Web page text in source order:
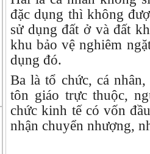
đặc dụng thì không
sử dụng đất ở và đất
khu bảo vệ nghiêm
dụng đó.
Ba là tổ chức, cá
tôn giáo trực thuộc,
chức kinh tế có vốn
nhận chuyển nhượng,